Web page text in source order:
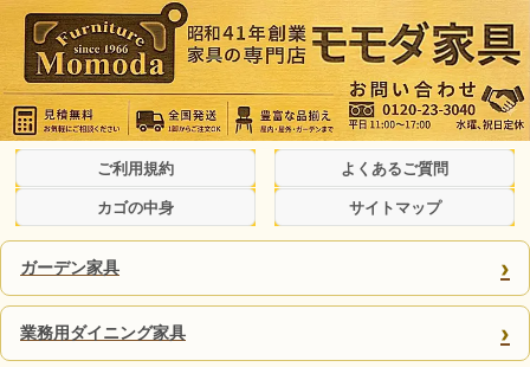
ご利用規約 よくあるご質問
カゴの中身 サイトマップ
ガーデン家具 ›
業務用ダイニング家具 ›